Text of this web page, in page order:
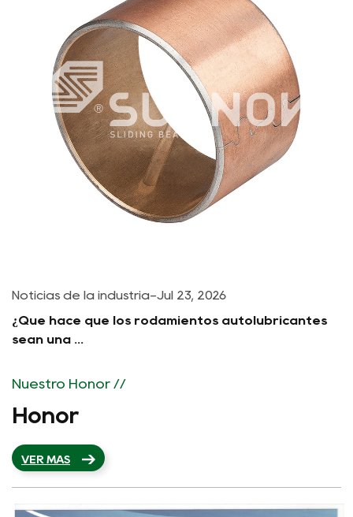
producción de materiales se organice para los
clientes por primera vez, acortando el ciclo de
producción.
Noticias de la industria-Jul 23, 2026
¿Qué hace que los rodamientos autolubricantes
sean una ...
Nuestro Honor //
Honor
VER MÁS